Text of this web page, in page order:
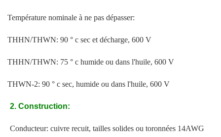
Température nominale à ne pas dépasser:
THHN/THWN: 90 ° c sec et décharge, 600 V
THHN/THWN: 75 ° c humide ou dans l'huile, 600 V
THWN-2: 90 ° c sec, humide ou dans l'huile, 600 V
2. Construction:
Conducteur: cuivre recuit, tailles solides ou toronnées 14AWG